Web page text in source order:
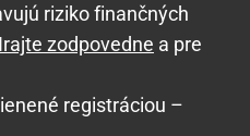
riziko finančných
zodpovedne a pre
registráciou –